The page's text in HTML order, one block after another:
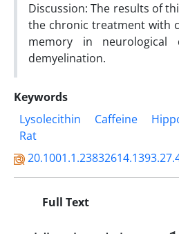
Discussion: The results of
the chronic treatment with
memory in neurological
demyelination.
Keywords
Lysolecithin
Caffeine
Rat
Full Text